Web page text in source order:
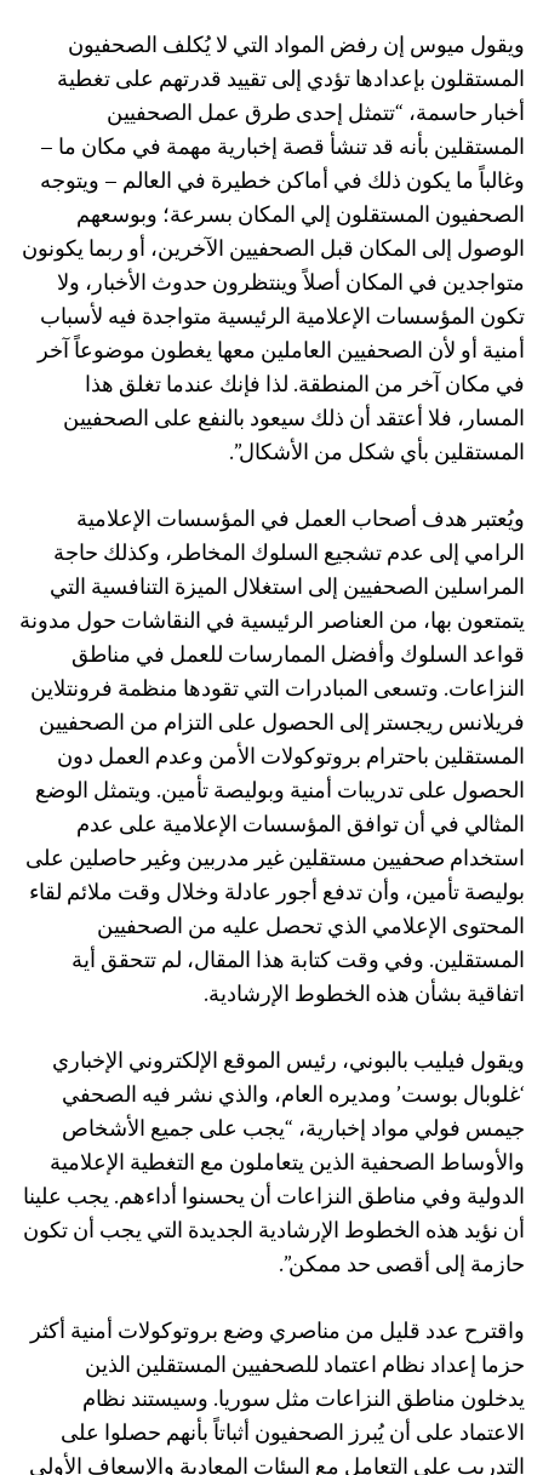
ويقول ميوس إن رفض المواد التي لا يُكلف الصحفيون
المستقلون بإعدادها تؤدي إلى تقييد قدرتهم على تغطية
أخبار حاسمة، “تتمثل إحدى طرق عمل الصحفيين
المستقلين بأنه قد تنشأ قصة إخبارية مهمة في مكان ما –
وغالباً ما يكون ذلك في أماكن خطيرة في العالم – ويتوجه
الصحفيون المستقلون إلي المكان بسرعة؛ وبوسعهم
الوصول إلى المكان قبل الصحفيين الآخرين، أو ربما يكونون
متواجدين في المكان أصلاً وينتظرون حدوث الأخبار، ولا
تكون المؤسسات الإعلامية الرئيسية متواجدة فيه لأسباب
أمنية أو لأن الصحفيين العاملين معها يغطون موضوعاً آخر
في مكان آخر من المنطقة. لذا فإنك عندما تغلق هذا
المسار، فلا أعتقد أن ذلك سيعود بالنفع على الصحفيين
المستقلين بأي شكل من الأشكال”.
ويُعتبر هدف أصحاب العمل في المؤسسات الإعلامية
الرامي إلى عدم تشجيع السلوك المخاطر، وكذلك حاجة
المراسلين الصحفيين إلى استغلال الميزة التنافسية التي
يتمتعون بها، من العناصر الرئيسية في النقاشات حول مدونة
قواعد السلوك وأفضل الممارسات للعمل في مناطق
النزاعات. وتسعى المبادرات التي تقودها منظمة فرونتلاين
فريلانس ريجستر إلى الحصول على التزام من الصحفيين
المستقلين باحترام بروتوكولات الأمن وعدم العمل دون
الحصول على تدريبات أمنية وبوليصة تأمين. ويتمثل الوضع
المثالي في أن توافق المؤسسات الإعلامية على عدم
استخدام صحفيين مستقلين غير مدربين وغير حاصلين على
بوليصة تأمين، وأن تدفع أجور عادلة وخلال وقت ملائم لقاء
المحتوى الإعلامي الذي تحصل عليه من الصحفيين
المستقلين. وفي وقت كتابة هذا المقال، لم تتحقق أية
اتفاقية بشأن هذه الخطوط الإرشادية.
ويقول فيليب بالبوني، رئيس الموقع الإلكتروني الإخباري
‘غلوبال بوست’ ومديره العام، والذي نشر فيه الصحفي
جيمس فولي مواد إخبارية، “يجب على جميع الأشخاص
والأوساط الصحفية الذين يتعاملون مع التغطية الإعلامية
الدولية وفي مناطق النزاعات أن يحسنوا أداءهم. يجب علينا
أن نؤيد هذه الخطوط الإرشادية الجديدة التي يجب أن تكون
حازمة إلى أقصى حد ممكن”.
واقترح عدد قليل من مناصري وضع بروتوكولات أمنية أكثر
حزما إعداد نظام اعتماد للصحفيين المستقلين الذين
يدخلون مناطق النزاعات مثل سوريا. وسيستند نظام
الاعتماد على أن يُبرز الصحفيون أثباتاً بأنهم حصلوا على